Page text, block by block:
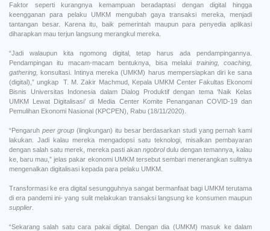
Faktor seperti kurangnya kemampuan beradaptasi dengan digital hingga
keengganan para pelaku UMKM mengubah gaya transaksi mereka, menjadi
tantangan besar. Karena itu, baik pemerintah maupun para penyedia aplikasi
diharapkan mau terjun langsung merangkul mereka.
“Jadi walaupun kita ngomong digital, tetap harus ada pendampingannya.
Pendampingan itu macam-macam bentuknya, bisa melalui training, coaching,
gathering,konsultasi. Intinya mereka (UMKM) harus mempersiapkan diri ke sana
(digital),” ungkap
T. M. Zakir Machmud, Kepala UMKM Center Fakultas Ekonomi
Bisnis Universitas Indonesia dalam Dialog Produktif dengan tema ‘Naik Kelas
UMKM Lewat Digitalisasi’ di Media Center Komite Penanganan COVID-19 dan
Pemulihan Ekonomi Nasional (KPCPEN), Rabu (18/11/2020).
“Pengaruh peer group (lingkungan) itu besar berdasarkan studi yang pernah kami
lakukan. Jadi kalau mereka mengadopsi satu teknologi, misalkan pembayaran
dengan salah satu merek, mereka pasti akan ngobroldulu dengan temannya, kalau
ke, baru mau,” jelas pakar ekonomi UMKM tersebut sembari menerangkan sulitnya
mengenalkan digitalisasi kepada para pelaku UMKM.
Transformasi ke era digital sesungguhnya sangat bermanfaat bagi UMKM terutama
di era pandemi ini- yang sulit melakukan transaksi langsung ke konsumen maupun
supplier
“Sekarang salah satu cara pakai digital. Dengan dia (UMKM) masuk ke dalam